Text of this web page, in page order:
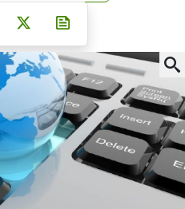
auf Facebook
Teilen auf Whatsapp
Teilen auf Telegram
Pinterest
E-Mail teilen
Post auf X